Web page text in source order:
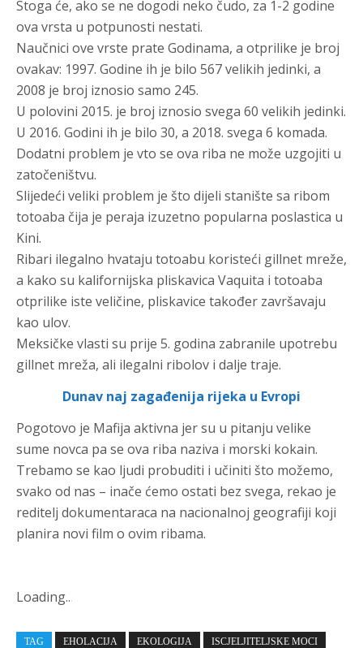
Stoga će, ako se ne dogodi neko čudo, za 1-2 godine
ova vrsta u potpunosti nestati.
Naučnici ove vrste prate Godinama, a otprilike je broj
ovakav: 1997. Godine ih je bilo 567 velikih jedinki, a
2008 je broj iznosio samo 245.
U polovini 2015. je broj iznosio svega 60 velikih jedinki.
U 2016. Godini ih je bilo 30, a 2018. svega 6 komada.
Dodatni problem je vto se ova riba ne može uzgojiti u
zatočeništvu.
Slijedeći veliki problem je što dijeli stanište sa ribom
totoaba čija je peraja izuzetno popularna poslastica u
Kini.
Ribari ilegalno hvataju totoabu koristeći gillnet mreže,
a kako su kalifornijska pliskavica Vaquita i totoaba
otprilike iste veličine, pliskavice također završavaju
kao ulov.
Meksičke vlasti su prije 5. godina zabranile upotrebu
gillnet mreža, ali ilegalni ribolov i dalje traje.
Dunav naj zagađenija rijeka u Evropi
Pogotovo je Mafija aktivna jer su u pitanju velike
sume novca pa se ova riba naziva i morski kokain.
Trebamo se kao ljudi probuditi i učiniti što možemo,
svako od nas – inače ćemo ostati bez svega, rekao je
reditelj dokumentaraca na nacionalnoj geografiji koji
planira novi film o ovim ribama.
Loading...
TAG EHOLACIJA EKOLOGIJA ISCJELJITELJSKE MOCI